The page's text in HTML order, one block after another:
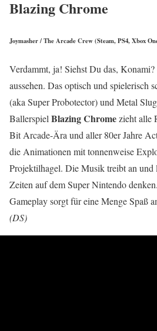
Blazing Chrome
Joymasher / The Arcade Crew (Steam, PS4, Xbox
Verdammt, ja! Siehst Du das, Konami?
aussehen. Das optisch und spielerisch
(aka Super Probotector) und Metal
Ballerspiel Blazing Chromezieht alle
Bit Arcade-Ära und aller 80er Jahre
die Animationen mit tonnenweise
Projektilhagel. Die Musik treibt an und
Zeiten auf dem Super Nintendo
Gameplay sorgt für eine Menge Spaß
(DS)